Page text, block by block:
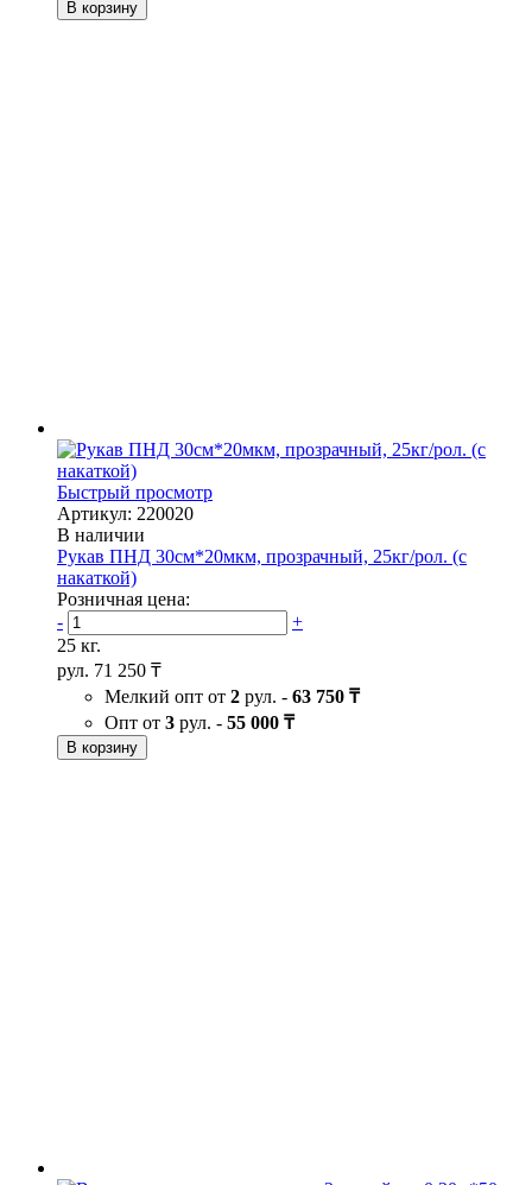
В корзину
Быстрый просмотр
Артикул: 220020
В наличии
Рукав ПНД 30см*20мкм, прозрачный, 25кг/рол. (с
накаткой)
Розничная цена:
-
+
25 кг.
рул. 71 250 ₸
Мелкий опт от 2 рул. - 63 750 ₸
Опт от 3 рул. - 55 000 ₸
В корзину